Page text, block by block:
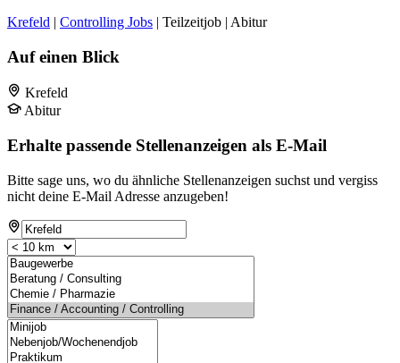
Krefeld | Controlling Jobs | Teilzeitjob | Abitur
Auf einen Blick
Krefeld
Abitur
Erhalte passende Stellenanzeigen als E-Mail
Bitte sage uns, wo du ähnliche Stellenanzeigen suchst und vergiss
nicht deine E-Mail Adresse anzugeben!